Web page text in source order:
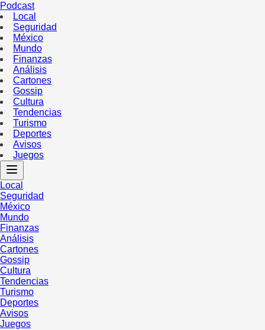
Podcast
Local
Seguridad
México
Mundo
Finanzas
Análisis
Cartones
Gossip
Cultura
Tendencias
Turismo
Deportes
Avisos
Juegos
Local
Seguridad
México
Mundo
Finanzas
Análisis
Cartones
Gossip
Cultura
Tendencias
Turismo
Deportes
Avisos
Juegos